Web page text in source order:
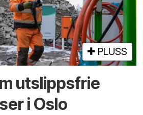
PLUSS
utslippsfrie
i Oslo